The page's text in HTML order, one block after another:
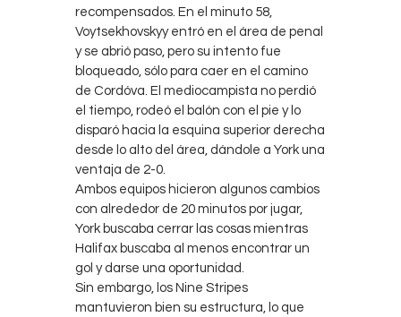
recompensados. En el minuto 58,
Voytsekhovskyy entró en el área de penal
y se abrió paso, pero su intento fue
bloqueado, sólo para caer en el camino
de Cordóva. El mediocampista no perdió
el tiempo, rodeó el balón con el pie y lo
disparó hacia la esquina superior derecha
desde lo alto del área, dándole a York una
ventaja de 2-0.
Ambos equipos hicieron algunos cambios
con alrededor de 20 minutos por jugar,
York buscaba cerrar las cosas mientras
Halifax buscaba al menos encontrar un
gol y darse una oportunidad.
Sin embargo, los Nine Stripes
mantuvieron bien su estructura, lo que